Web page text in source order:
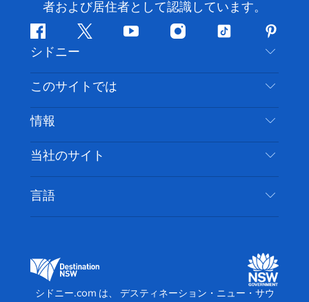
者および居住者として認識しています。
フ
ェ
イ
ス
ブ
ッ
ク
ツ
ッ
タ
ー
ユ
チ
ー
イ
ス
グ
ム
テ
ッ
ト
ク
ピ
ン
タ
レ
ス
ト
シドニー
お問い合わせ
免責事項
クッキーに関する通知
このサイトでは
目的地
やるべきこと
イベント
宿泊施設
情報
旅行情報
アクセシブルシドニー
ビジネスを登録する
当社のサイト
デスティネーション・ニュー・サウス・ウェール
ズメディアセンター
言語
シドニー.com は、 デスティネーション・ニュー・サウ